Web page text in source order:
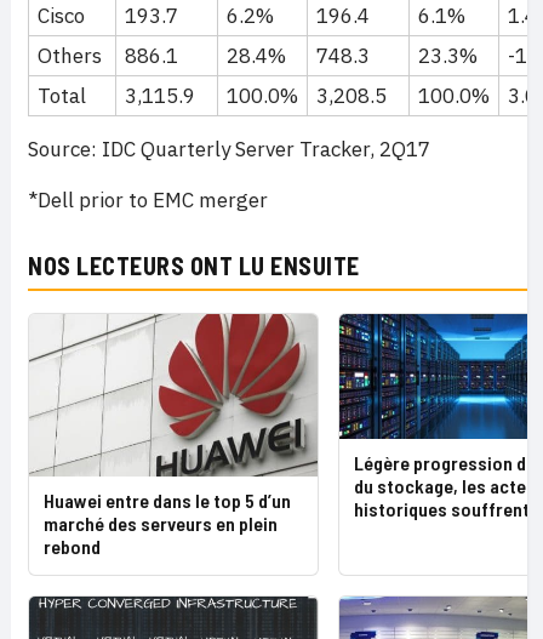
Cisco
193.7 6.2% 196.4 6.1%
Others
886.1 28.4% 748.3 23.3%
-
Total
3,115.9 100.0% 3,208.5 100.0%
Source: IDC Quarterly Server Tracker, 2Q17
*Dell prior to EMC merger
NOS LECTEURS ONT LU ENSUITE
Huawei entre dans le top 5 d’un
marché des serveurs en plein
rebond
Légère progression du
du stockage, les
historiques souffrent